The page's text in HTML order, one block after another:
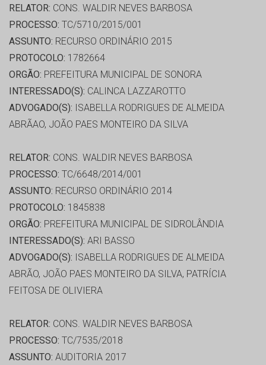
RELATOR: CONS. WALDIR NEVES BARBOSA
PROCESSO: TC/5710/2015/001
ASSUNTO: RECURSO ORDINÁRIO 2015
PROTOCOLO: 1782664
ORGÃO: PREFEITURA MUNICIPAL DE SONORA
INTERESSADO(S): CALINCA LAZZAROTTO
ADVOGADO(S): ISABELLA RODRIGUES DE ALMEIDA
ABRÃAO, JOÃO PAES MONTEIRO DA SILVA
RELATOR: CONS. WALDIR NEVES BARBOSA
PROCESSO: TC/6648/2014/001
ASSUNTO: RECURSO ORDINÁRIO 2014
PROTOCOLO: 1845838
ORGÃO: PREFEITURA MUNICIPAL DE SIDROLÂNDIA
INTERESSADO(S): ARI BASSO
ADVOGADO(S): ISABELLA RODRIGUES DE ALMEIDA
ABRÃO, JOÃO PAES MONTEIRO DA SILVA, PATRÍCIA
FEITOSA DE OLIVIERA
RELATOR: CONS. WALDIR NEVES BARBOSA
PROCESSO: TC/7535/2018
ASSUNTO: AUDITORIA 2017